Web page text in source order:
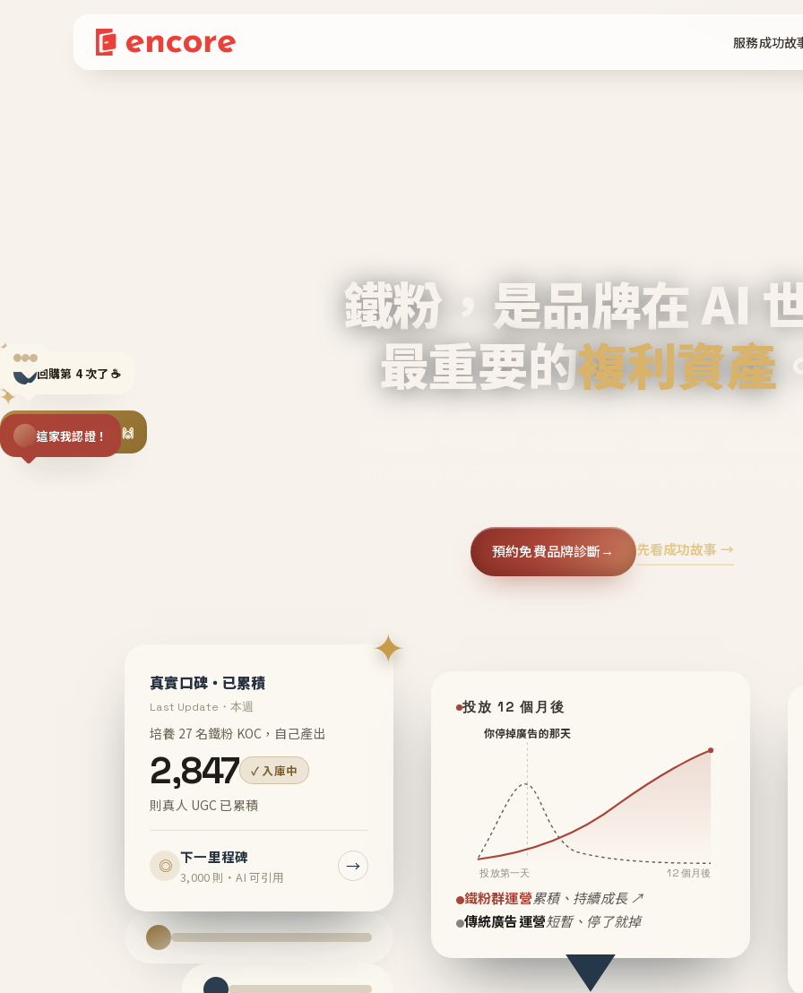
服務成功故
✦
✦
✦
回購第 4 次了 ☕
揪同事一起團購 🙌
這家我認證！
鐵粉，是品牌在 AI
最重要的複利資產
預約免費品牌診斷→ 先看成功故事 →
✦
真實口碑・已累積
Last Update・本週
培養 27 名鐵粉 KOC，自己產出
2,847 ✓ 入庫中
則真人 UGC 已累積
◎ 下一里程碑
3,000 則・AI 可引用
→
投放 12 個月後
你停掉廣告的那天
投放第一天 12 個月後
鐵粉群運營累積、持續成長 ↗
傳統廣告運營短暫、停了就掉